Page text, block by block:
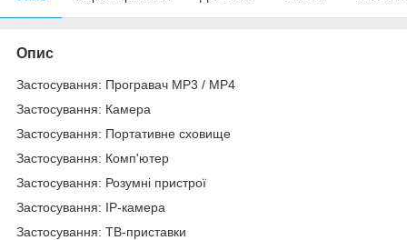
Опис
Застосування: Програвач MP3 / MP4
Застосування: Камера
Застосування: Портативне сховище
Застосування: Комп'ютер
Застосування: Розумні пристрої
Застосування: IP-камера
Застосування: ТВ-приставки